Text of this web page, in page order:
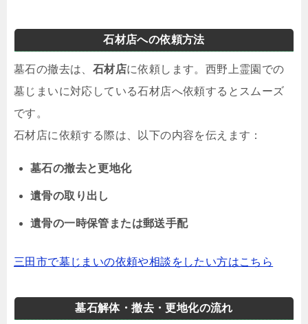
石材店への依頼方法
墓石の撤去は、 石材店に依頼します。西野上霊園での
墓じまいに対応している石材店へ依頼するとスムーズ
です。
石材店に依頼する際は、以下の内容を伝えます：
墓石の撤去と更地化
遺骨の取り出し
遺骨の一時保管または郵送手配
三田市で墓じまいの依頼や相談をしたい方はこちら
墓石解体・撤去・更地化の流れ